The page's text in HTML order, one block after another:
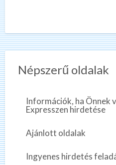
Népszerű oldalak
Információk, ha Önnek
Expresszen hirdetése
Ajánlott oldalak
Ingyenes hirdetés